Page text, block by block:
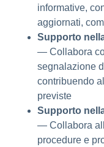
informative,
aggiornati,
Supporto
— Collabora
segnalazione
contribuendo
previste
Supporto
— Collabora
procedure e